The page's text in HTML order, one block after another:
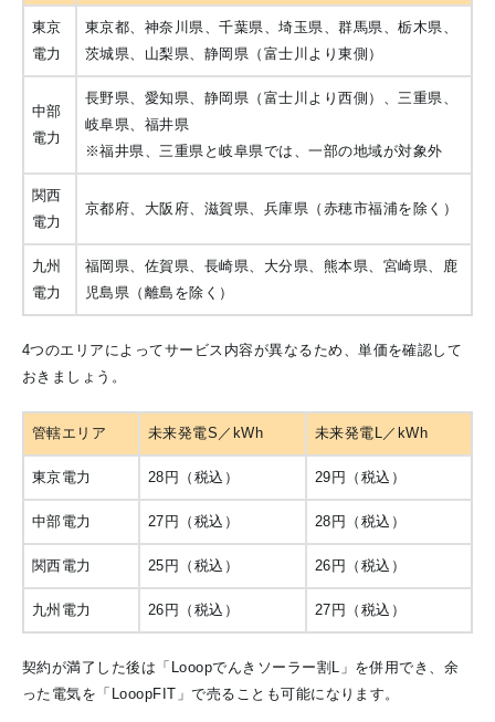
東京
電力
東京都、神奈川県、千葉県、埼玉県、群馬県、栃木県、
茨城県、山梨県、静岡県（富士川より東側）
中部
電力
長野県、愛知県、静岡県（富士川より西側）、三重県、
岐阜県、福井県
※福井県、三重県と岐阜県では、一部の地域が対象外
関西
電力
京都府、大阪府、滋賀県、兵庫県（赤穂市福浦を除く）
九州
電力
福岡県、佐賀県、長崎県、大分県、熊本県、宮崎県、鹿
児島県（離島を除く）
4つのエリアによってサービス内容が異なるため、単価を確認して
おきましょう。
管轄エリア 未来発電S／kWh 未来発電L／kWh
東京電力 28円（税込） 29円（税込）
中部電力 27円（税込） 28円（税込）
関西電力 25円（税込） 26円（税込）
九州電力 26円（税込） 27円（税込）
契約が満了した後は「Looopでんきソーラー割L」を併用でき、余
った電気を「LooopFIT」で売ることも可能になります。